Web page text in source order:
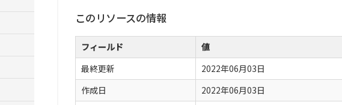
このリソースの情報
フィールド
値
最終更新
2022年06月03日
作成日
2022年06月03日